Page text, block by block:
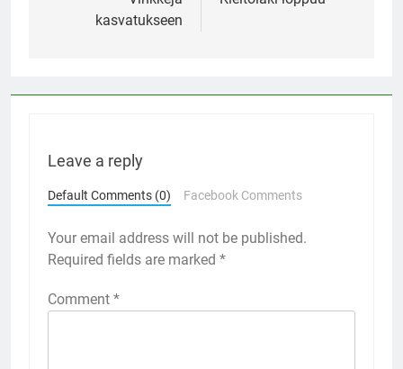
kasvatukseen
Leave a reply
Default Comments (0) Facebook Comments
Your email address will not be published.
Required fields are marked *
Comment *